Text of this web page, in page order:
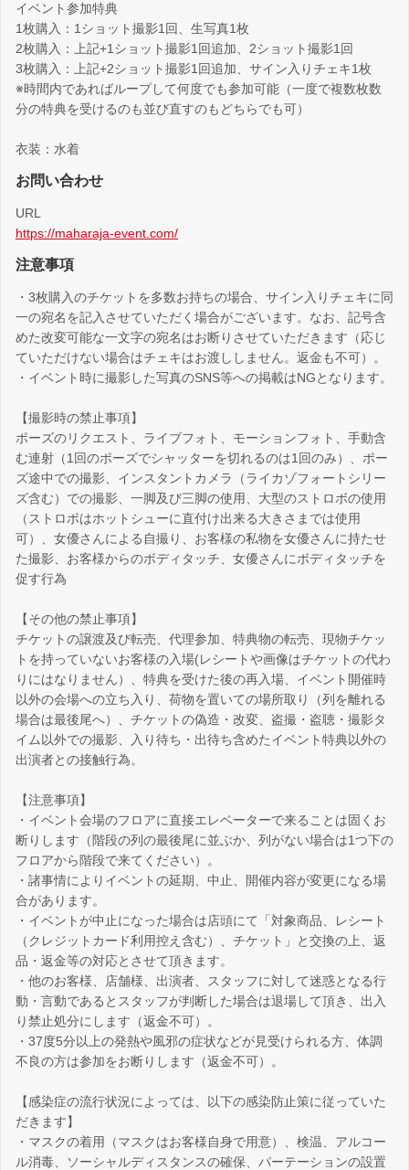
イベント参加特典
1枚購入：1ショット撮影1回、生写真1枚
2枚購入：上記+1ショット撮影1回追加、2ショット撮影1回
3枚購入：上記+2ショット撮影1回追加、サイン入りチェキ1枚
※時間内であればループして何度でも参加可能（一度で複数枚数
分の特典を受けるのも並び直すのもどちらでも可）
衣装：水着
お問い合わせ
URL
https://maharaja-event.com/
注意事項
・3枚購入のチケットを多数お持ちの場合、サイン入りチェキに同
一の宛名を記入させていただく場合がございます。なお、記号含
めた改変可能な一文字の宛名はお断りさせていただきます（応じ
ていただけない場合はチェキはお渡ししません。返金も不可）。
・イベント時に撮影した写真のSNS等への掲載はNGとなります。
【撮影時の禁止事項】
ポーズのリクエスト、ライブフォト、モーションフォト、手動含
む連射（1回のポーズでシャッターを切れるのは1回のみ）、ポー
ズ途中での撮影、インスタントカメラ（ライカゾフォートシリー
ズ含む）での撮影、一脚及び三脚の使用、大型のストロボの使用
（ストロボはホットシューに直付け出来る大きさまでは使用
可）、女優さんによる自撮り、お客様の私物を女優さんに持たせ
た撮影、お客様からのボディタッチ、女優さんにボディタッチを
促す行為
【その他の禁止事項】
チケットの譲渡及び転売、代理参加、特典物の転売、現物チケッ
トを持っていないお客様の入場(レシートや画像はチケットの代わ
りにはなりません）、特典を受けた後の再入場、イベント開催時
以外の会場への立ち入り、荷物を置いての場所取り（列を離れる
場合は最後尾へ）、チケットの偽造・改変、盗撮・盗聴・撮影タ
イム以外での撮影、入り待ち・出待ち含めたイベント特典以外の
出演者との接触行為。
【注意事項】
・イベント会場のフロアに直接エレベーターで来ることは固くお
断りします（階段の列の最後尾に並ぶか、列がない場合は1つ下の
フロアから階段で来てください）。
・諸事情によりイベントの延期、中止、開催内容が変更になる場
合があります。
・イベントが中止になった場合は店頭にて「対象商品、レシート
（クレジットカード利用控え含む）、チケット」と交換の上、返
品・返金等の対応とさせて頂きます。
・他のお客様、店舗様、出演者、スタッフに対して迷惑となる行
動・言動であるとスタッフが判断した場合は退場して頂き、出入
り禁止処分にします（返金不可）。
・37度5分以上の発熱や風邪の症状などが見受けられる方、体調
不良の方は参加をお断りします（返金不可）。
【感染症の流行状況によっては、以下の感染防止策に従っていた
だきます】
・マスクの着用（マスクはお客様自身で用意）、検温、アルコー
ル消毒、ソーシャルディスタンスの確保、パーテーションの設置